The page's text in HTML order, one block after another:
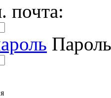
почта: